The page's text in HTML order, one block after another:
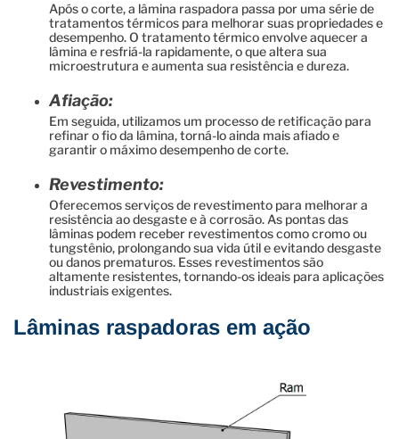
Após o corte, a lâmina raspadora passa por uma série de
tratamentos térmicos para melhorar suas propriedades e
desempenho. O tratamento térmico envolve aquecer a
lâmina e resfriá-la rapidamente, o que altera sua
microestrutura e aumenta sua resistência e dureza.
Afiação:
Em seguida, utilizamos um processo de retificação para
refinar o fio da lâmina, torná-lo ainda mais afiado e
garantir o máximo desempenho de corte.
Revestimento:
Oferecemos serviços de revestimento para melhorar a
resistência ao desgaste e à corrosão. As pontas das
lâminas podem receber revestimentos como cromo ou
tungstênio, prolongando sua vida útil e evitando desgaste
ou danos prematuros. Esses revestimentos são
altamente resistentes, tornando-os ideais para aplicações
industriais exigentes.
Lâminas raspadoras em ação